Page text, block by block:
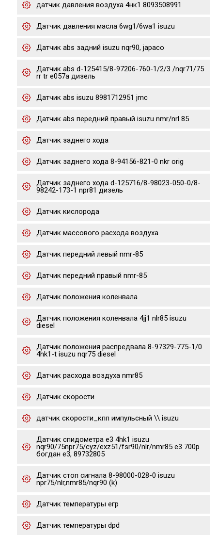
датчик давления воздуха 4нк1 8093508991
Датчик давления масла 6wg1/6wa1 isuzu
Датчик abs задний isuzu nqr90, japaco
Датчик abs d-125415/8-97206-760-1/2/3 /nqr71/75
rr tr e057a дизель
Датчик abs isuzu 8981712951 jmc
Датчик abs передний правый isuzu nmr/nrl 85
Датчик заднего хода
Датчик заднего хода 8-94156-821-0 nkr orig
Датчик заднего хода d-125716/8-98023-050-0/8-
98242-173-1 npr81 дизель
Датчик кислорода
Датчик массового расхода воздуха
Датчик передний левый nmr-85
Датчик передний правый nmr-85
Датчик положения коленвала
Датчик положения коленвала 4jj1 nlr85 isuzu
diesel
Датчик положения распредвала 8-97329-775-1/0
4hk1-t isuzu nqr75 diesel
Датчик расхода воздуха nmr85
Датчик скорости
датчик скорости_кпп импульсный \\ isuzu
Датчик спидометра е3 4hk1 isuzu
nqr90/75npr75/cyz/exz51/fsr90/nlr/nmr85 e3 700p
богдан е3, 89732805
Датчик стоп сигнала 8-98000-028-0 isuzu
npr75/nlr,nmr85/nqr90 (k)
Датчик температуры егр
Датчик температуры dpd